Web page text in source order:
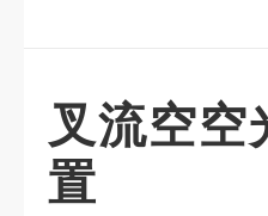
叉流空空
置